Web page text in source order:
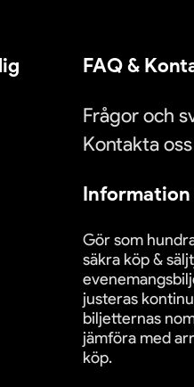
FAQ &
Frågor och
Kontakta oss
Information
Gör som
säkra köp &
justeras
biljetternas
jämföra med
köp.